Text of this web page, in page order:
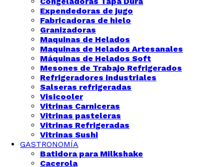
Expendedoras de jugo
Fabricadoras de hielo
Granizadoras
Maquinas de Helados
Maquinas de Helados Artesanales
Máquinas de Helados Soft
Mesones de Trabajo Refrigerados
Refrigeradores industriales
Salseras refrigeradas
Visicooler
Vitrinas Carniceras
Vitrinas pasteleras
Vitrinas Refrigeradas
Vitrinas Sushi
GASTRONOMÍA
Batidora para Milkshake
Cacerola